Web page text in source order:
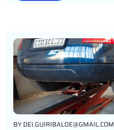
BYDEI.GUIRIBALDE@GMAIL.COM